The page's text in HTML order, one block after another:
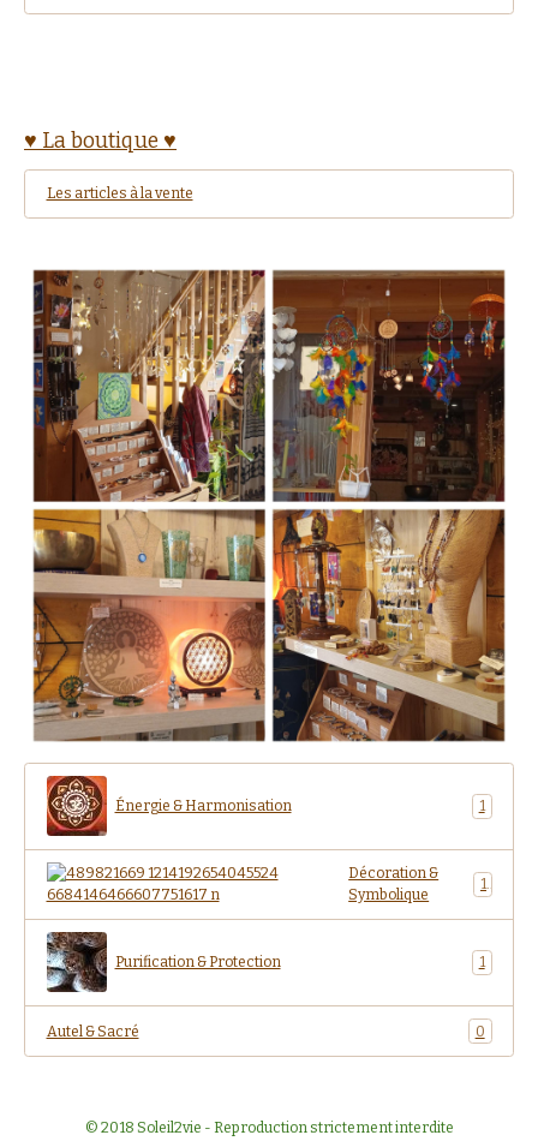
♥ La boutique ♥
Les articles à la vente
Énergie & Harmonisation 1
Décoration &
Symbolique
1
Purification & Protection 1
Autel & Sacré 0
© 2018 Soleil2vie - Reproduction strictement interdite